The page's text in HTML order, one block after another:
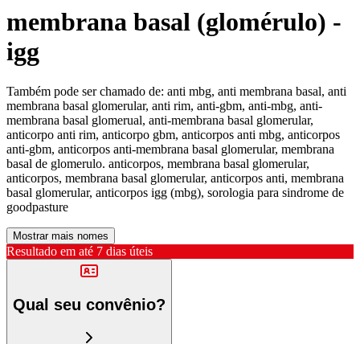
membrana basal (glomérulo) -
igg
Também pode ser chamado de: anti mbg, anti membrana basal, anti
membrana basal glomerular, anti rim, anti-gbm, anti-mbg, anti-
membrana basal glomerual, anti-membrana basal glomerular,
anticorpo anti rim, anticorpo gbm, anticorpos anti mbg, anticorpos
anti-gbm, anticorpos anti-membrana basal glomerular, membrana
basal de glomerulo. anticorpos, membrana basal glomerular,
anticorpos, membrana basal glomerular, anticorpos anti, membrana
basal glomerular, anticorpos igg (mbg), sorologia para sindrome de
goodpasture
Mostrar mais nomes
Resultado em até 7 dias úteis
Qual seu convênio?